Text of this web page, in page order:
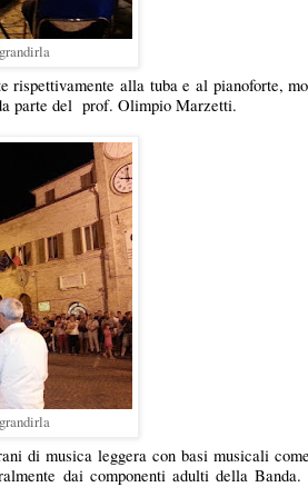
rispettivamente alla tuba e al pianoforte,
parte del prof. Olimpio Marzetti.
di musica leggera con basi musicali
dai componenti adulti della Banda.